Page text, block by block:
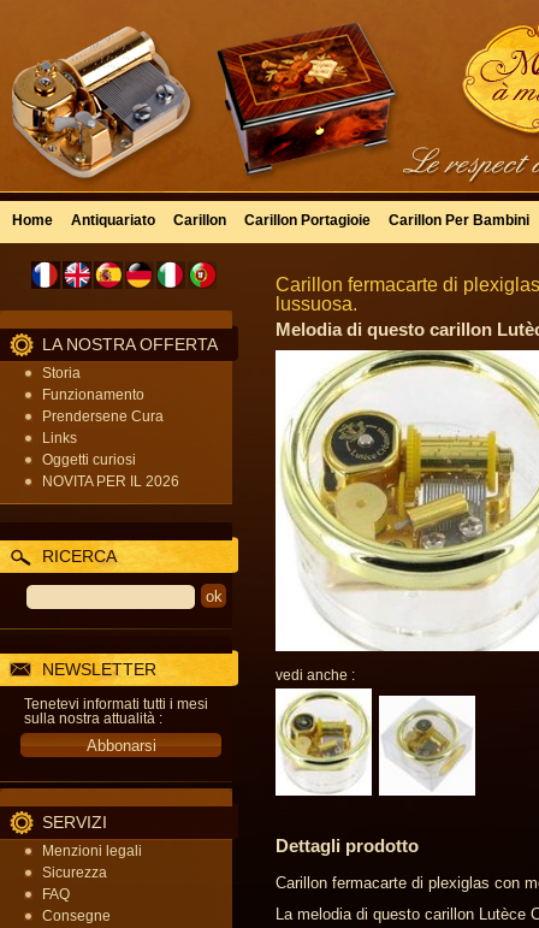
Home Antiquariato Carillon Carillon Portagioie Carillon Per Bambini
LA NOSTRA OFFERTA
Storia
Funzionamento
Prendersene Cura
Links
Oggetti curiosi
NOVITA PER IL 2026
RICERCA
NEWSLETTER
Tenetevi informati tutti i mesi
sulla nostra attualità :
SERVIZI
Menzioni legali
Sicurezza
FAQ
Consegne
Carillon fermacarte di
lussuosa.
Melodia di questo carillon
vedi anche :
Dettagli prodotto
Carillon fermacarte di plexiglas con
La melodia di questo carillon